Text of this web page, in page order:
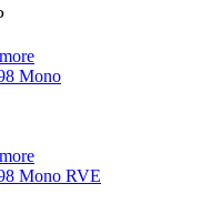
Mono
Mono RVE